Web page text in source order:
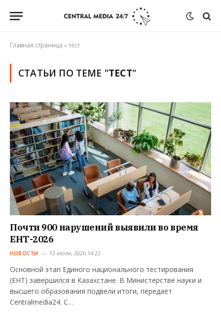
Главная страница »тест
СТАТЬИ ПО ТЕМЕ "ТЕСТ"
Почти 900 нарушений выявили во время
ЕНТ-2026
НОВОСТИ 13 июля, 2026 14:22
Основной этап Единого национального тестирования
(ЕНТ) завершился в Казахстане. В Министерстве науки и
высшего образования подвели итоги, передаёт
Centralmedia24. С…